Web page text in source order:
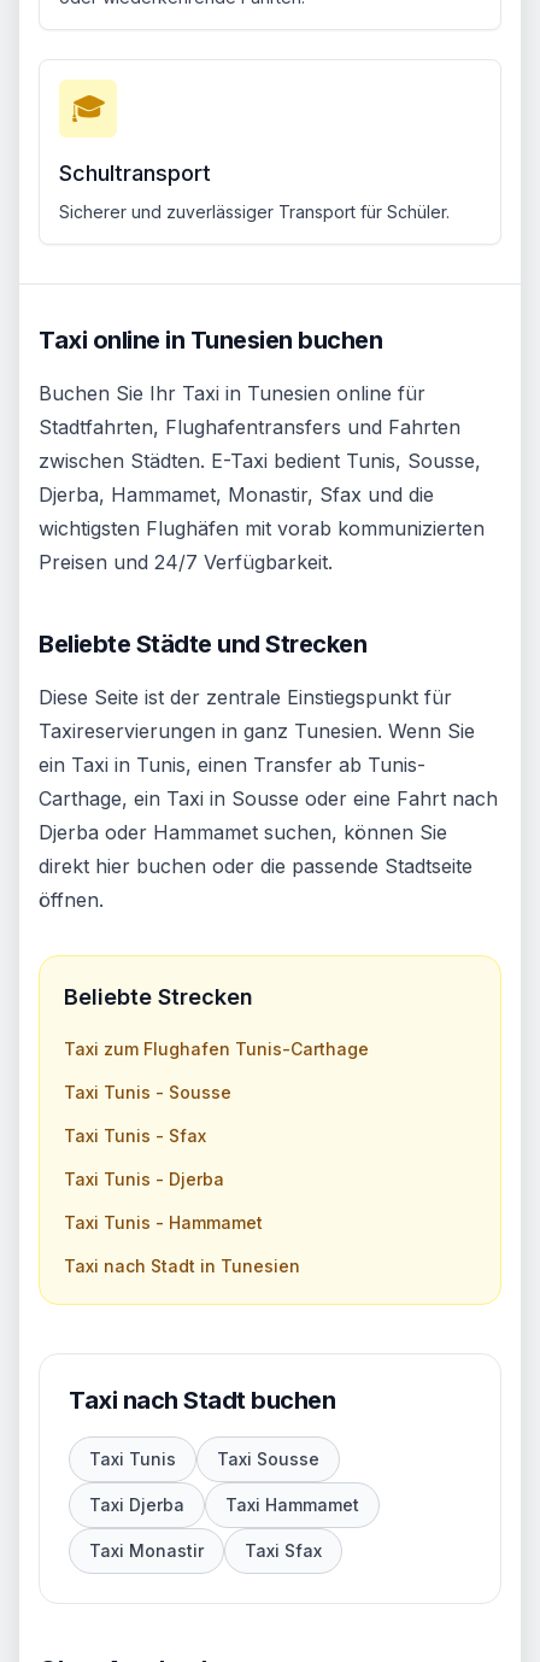
🎓
Schultransport
Sicherer und zuverlässiger Transport für Schüler.
Taxi online in Tunesien buchen
Buchen Sie Ihr Taxi in Tunesien online für
Stadtfahrten, Flughafentransfers und Fahrten
zwischen Städten. E-Taxi bedient Tunis, Sousse,
Djerba, Hammamet, Monastir, Sfax und die
wichtigsten Flughäfen mit vorab kommunizierten
Preisen und 24/7 Verfügbarkeit.
Beliebte Städte und Strecken
Diese Seite ist der zentrale Einstiegspunkt für
Taxireservierungen in ganz Tunesien. Wenn Sie
ein Taxi in Tunis, einen Transfer ab Tunis-
Carthage, ein Taxi in Sousse oder eine Fahrt nach
Djerba oder Hammamet suchen, können Sie
direkt hier buchen oder die passende Stadtseite
öffnen.
Beliebte Strecken
Taxi zum Flughafen Tunis-Carthage
Taxi Tunis - Sousse
Taxi Tunis - Sfax
Taxi Tunis - Djerba
Taxi Tunis - Hammamet
Taxi nach Stadt in Tunesien
Taxi nach Stadt buchen
Taxi Tunis Taxi Sousse
Taxi Djerba Taxi Hammamet
Taxi Monastir Taxi Sfax